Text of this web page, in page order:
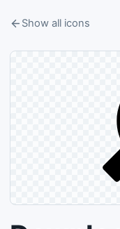
Show all icons